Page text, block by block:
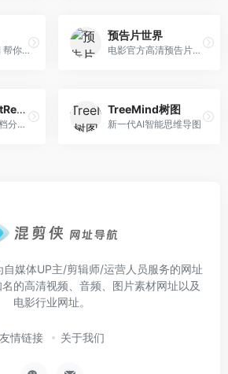
输入标题，让 AI 帮你写出高质量 PPT
预告片世界
电影官方高清预告片、片段，免注册免费下载
司马阅(SmartRead)
国产领先的AI文档分析产品，帮您从繁杂文档中解放出来
TreeMind树图
新一代AI智能思维导图
自媒体UP主/剪辑师/运营人员服务的网址
的高清视频、音频、图片素材网址以及
电影行业网址。
友情链接 关于我们